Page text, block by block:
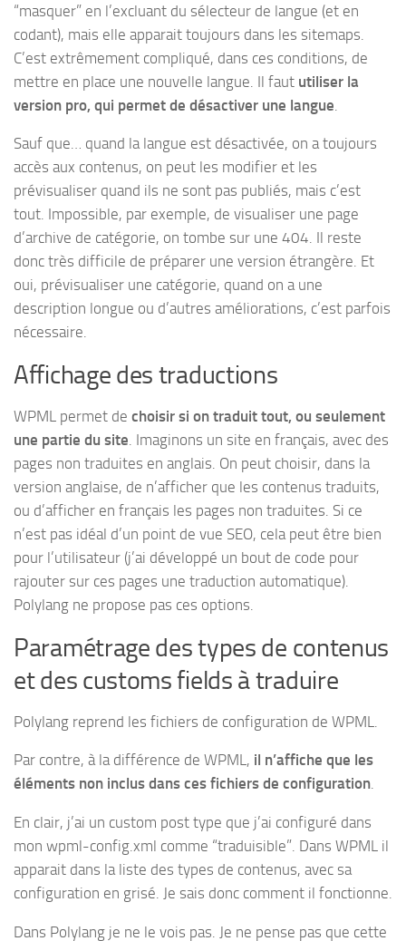
“masquer” en l’excluant du sélecteur de langue (et en
codant), mais elle apparait toujours dans les sitemaps.
C’est extrêmement compliqué, dans ces conditions, de
mettre en place une nouvelle langue. Il faut utiliser la
version pro, qui permet de désactiver une langue
Sauf que… quand la langue est désactivée, on a toujours
accès aux contenus, on peut les modifier et les
prévisualiser quand ils ne sont pas publiés, mais c’est
tout. Impossible, par exemple, de visualiser une page
d’archive de catégorie, on tombe sur une 404. Il reste
donc très difficile de préparer une version étrangère. Et
oui, prévisualiser une catégorie, quand on a une
description longue ou d’autres améliorations, c’est parfois
nécessaire.
Affichage des traductions
WPML permet de choisir si on traduit tout, ou seulement
une partie du site . Imaginons un site en français, avec des
pages non traduites en anglais. On peut choisir, dans la
version anglaise, de n’afficher que les contenus traduits,
ou d’afficher en français les pages non traduites. Si ce
n’est pas idéal d’un point de vue SEO, cela peut être bien
pour l’utilisateur (j’ai développé un bout de code pour
rajouter sur ces pages une traduction automatique).
Polylang ne propose pas ces options.
Paramétrage des types de contenus
et des customs fields à traduire
Polylang reprend les fichiers de configuration de WPML.
Par contre, à la différence de WPML, il n’affiche que les
éléments non inclus dans ces fichiers de configuration.
En clair, j’ai un custom post type que j’ai configuré dans
mon wpml-config.xml comme “traduisible”. Dans WPML il
apparait dans la liste des types de contenus, avec sa
configuration en grisé. Je sais donc comment il fonctionne.
Dans Polylang je ne le vois pas. Je ne pense pas que cette